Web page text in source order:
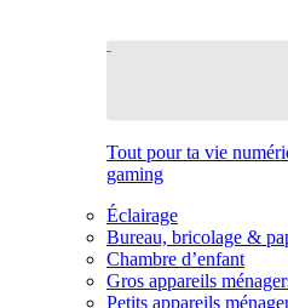
Tout pour ta vie
gaming
Éclairage
Bureau, bricolage &
Chambre d’enfant
Gros appareils
Petits appareils